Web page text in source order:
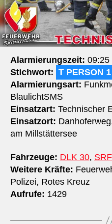
Alarmierungszeit: 09:25
Stichwort: T PERSON 1
Alarmierungsart:
BlaulichtSMS
Einsatzart: Technischer
Einsatzort:
am Millstättersee
Fahrzeuge: DLK 30,
Weitere Kräfte:
Polizei, Rotes Kreuz
Aufrufe: 1429